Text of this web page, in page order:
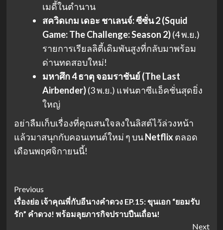
เมดี้ในตำนาน
สควิดเกม เดอะ ชาเลนจ์: ซีซั่น 2 (Squid
Game: The Challenge: Season 2)(4 พ.ย.)
รายการเรียลลิตี้เดิมพันสูงที่กลับมาพร้อม
ด่านทดสอบใหม่!
มหาศึก 4 ธาตุ จอมราชันย์ (The Last
Airbender)(3 พ.ย.) แฟนตาซีแอ็คชั่นสุดยิ่ง
ใหญ่
อย่าลืมเก็บเรื่องที่คุณสนใจลงในลิสต์ไว้ล่วงหน้า
แล้วมาสนุกกับคอนเทนต์ใหม่ ๆ บนNetflix ตลอด
เดือนพฤศจิกายนนี้!
Post
Navigation
Previous
เรื่องย่อ เจ้าคุณพี่กับอีนางคำดวง EP.15: ขุนเอก “ยอมรับ
รัก” คำดวง! พร้อมลุยภารกิจปราบปืนเถื่อน!
Next